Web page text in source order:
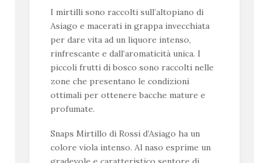
I mirtilli sono raccolti sull’altopiano di
Asiago e macerati in grappa invecchiata
per dare vita ad un liquore intenso,
rinfrescante e dall’aromaticità unica. I
piccoli frutti di bosco sono raccolti nelle
zone che presentano le condizioni
ottimali per ottenere bacche mature e
profumate.
Snaps Mirtillo di Rossi d’Asiago ha un
colore viola intenso. Al naso esprime un